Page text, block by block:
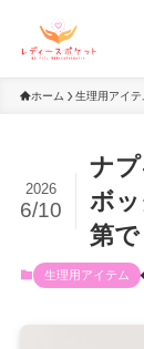
ホーム 生理用アイテ
ナ
ボ
第で
2026
6/10
生理用アイテム